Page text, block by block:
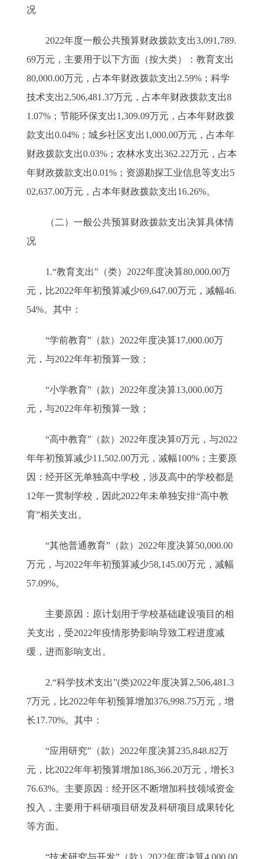
况
2022年度一般公共预算财政拨款支出3,091,789.
69万元，主要用于以下方面（按大类）：教育支出
80,000.00万元，占本年财政拨款支出2.59%；科学
技术支出2,506,481.37万元，占本年财政拨款支出8
1.07%；节能环保支出1,309.09万元，占本年财政拨
款支出0.04%；城乡社区支出1,000.00万元，占本年
财政拨款支出0.03%；农林水支出362.22万元，占本
年财政拨款支出0.01%；资源勘探工业信息等支出5
02,637.00万元，占本年财政拨款支出16.26%。
（二）一般公共预算财政拨款支出决算具体情
况
1.“教育支出”（类）2022年度决算80,000.00万
元，比2022年年初预算减少69,647.00万元，减幅46.
54%。其中：
“学前教育”（款）2022年度决算17,000.00万
元，与2022年年初预算一致；
“小学教育”（款）2022年度决算13,000.00万
元，与2022年年初预算一致；
“高中教育”（款）2022年度决算0万元，与2022
年年初预算减少11,502.00万元，减幅100%；主要原
因：经开区无单独高中学校，涉及高中的学校都是
12年一贯制学校，因此2022年未单独安排“高中教
育”相关支出。
“其他普通教育”（款）2022年度决算50,000.00
万元，与2022年年初预算减少58,145.00万元，减幅
57.09%。
主要原因：原计划用于学校基础建设项目的相
关支出，受2022年疫情形势影响导致工程进度减
缓，进而影响支出。
2.“科学技术支出”(类)2022年度决算2,506,481.3
7万元，比2022年年初预算增加376,998.75万元，增
长17.70%。其中：
“应用研究”（款）2022年度决算235,848.82万
元，比2022年年初预算增加186,366.20万元，增长3
76.63%。主要原因：经开区不断增加科技领域资金
投入，主要用于科研项目研发及科研项目成果转化
等方面。
“技术研究与开发”（款）2022年度决算4,000.00